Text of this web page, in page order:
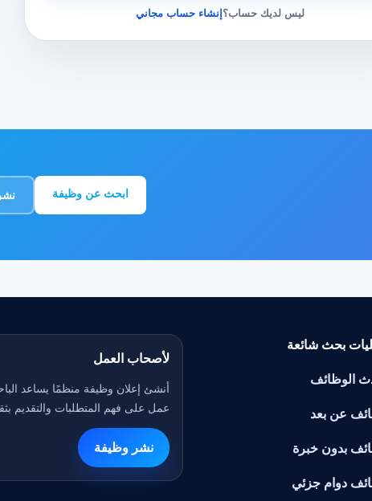
ليس لديك حساب؟ إنشاء حساب مجاني
ابحث عن وظيفة
بحث شائعة
الوظائف
عن بعد
بدون خبرة
دوام جزئي
لأصحاب العمل
أنشئ إعلان وظيفة منظمًا يساعد
عمل على فهم المتطلبات والتقديم
نشر وظيفة